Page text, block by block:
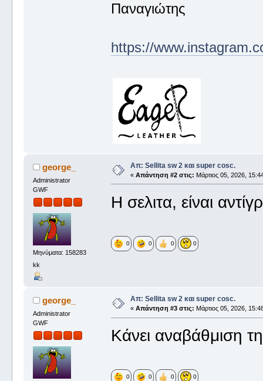
Παναγιώτης
https://
george_
Administrator
GWF
Μηνύματα: 158283
kk
Απ: Sellita sw 2 και super cosc.
« Απάντηση #2 στις: Μάρτιος 05, 2026,
Η σελιτα, είναι
0 0 0 0
george_
Administrator
GWF
Απ: Sellita sw 2 και super cosc.
« Απάντηση #3 στις: Μάρτιος 05, 2026,
Κάνει αναβάθμιση
0 0 0 0